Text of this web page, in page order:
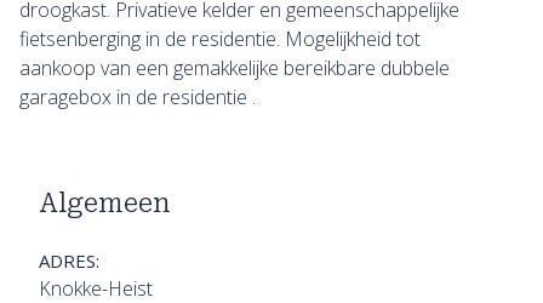
droogkast. Privatieve kelder en gemeenschappelijke
fietsenberging in de residentie. Mogelijkheid tot
aankoop van een gemakkelijke bereikbare dubbele
garagebox in de residentie .
Algemeen
ADRES:
Knokke-Heist